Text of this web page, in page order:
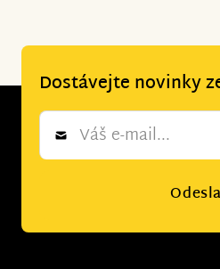
Dostávejte novinky
Newsletter